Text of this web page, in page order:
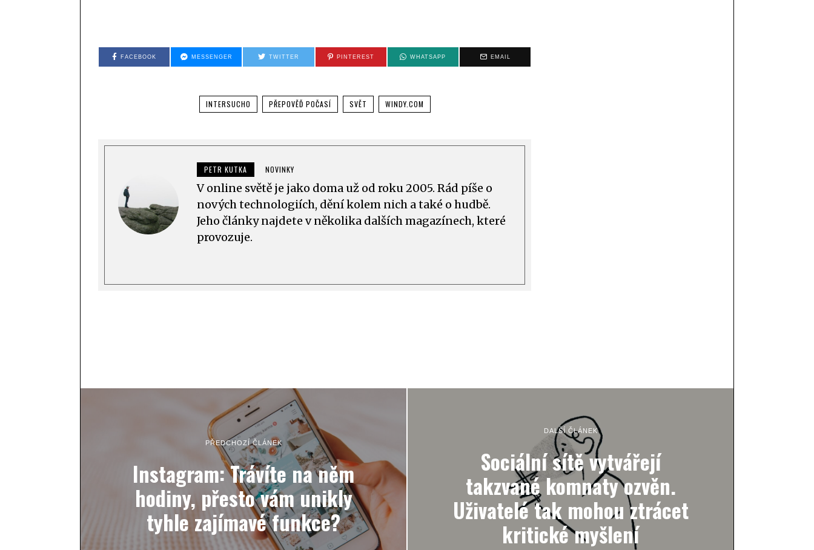
FACEBOOK MESSENGER TWITTER PINTEREST WHATSAPP EMAIL
INTERSUCHO PŘEPOVĚĎ POČASÍ SVĚT WINDY.COM
PETR KUTKA NOVINKY
V online světě je jako doma už od roku 2005. Rád píše o
nových technologiích, dění kolem nich a také o hudbě.
Jeho články najdete v několika dalších magazínech, které
provozuje.
PŘEDCHOZÍ ČLÁNEK
Instagram: Trávíte na něm
hodiny, přesto vám unikly
tyhle zajímavé funkce?
DALŠÍ ČLÁNEK
Sociální sítě vytvářejí
takzvané komnaty ozvěn.
Uživatelé tak mohou ztrácet
kritické myšlení